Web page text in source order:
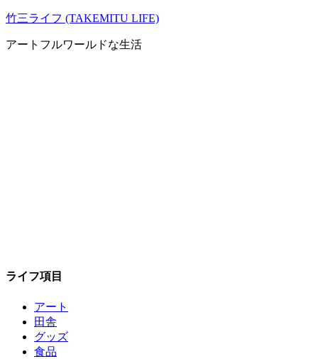
コ
テ
竹三ライフ (TAKEMITU LIFE)
アートフルワールドな生活
ライフ項目
アート
田舎
グッズ
食品